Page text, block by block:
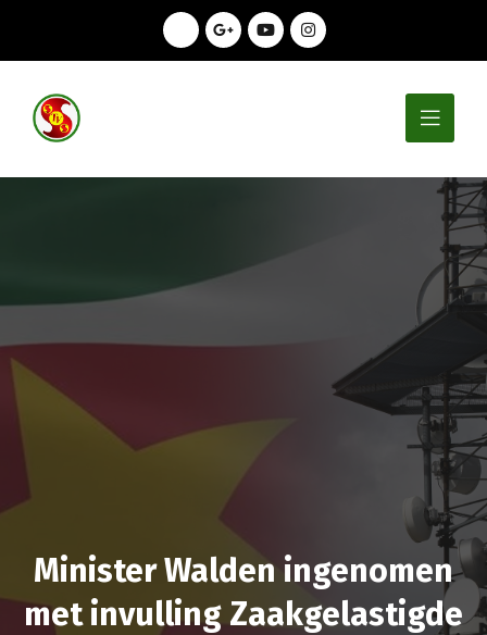
Minister Walden ingenomen
met invulling Zaakgelastigde